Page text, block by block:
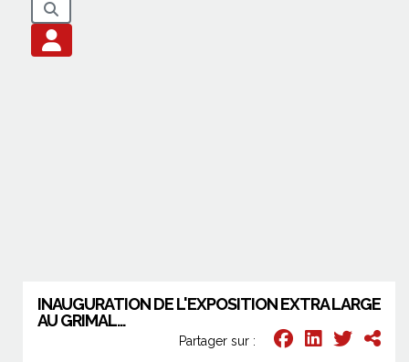
INAUGURATION DE L'EXPOSITION EXTRA LARGE
AU GRIMAL...
Partager sur :